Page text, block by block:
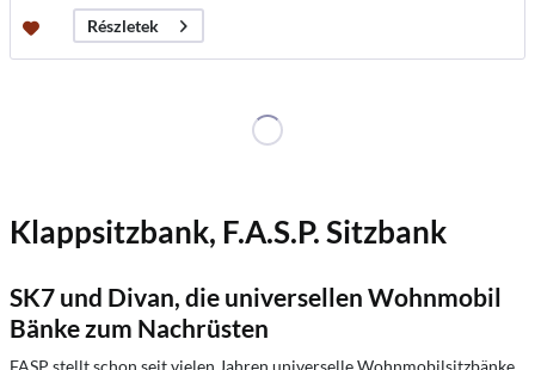
Részletek
Klappsitzbank, F.A.S.P. Sitzbank
SK7 und Divan, die universellen Wohnmobil
Bänke zum Nachrüsten
FASP stellt schon seit vielen Jahren universelle Wohnmobilsitzbänke